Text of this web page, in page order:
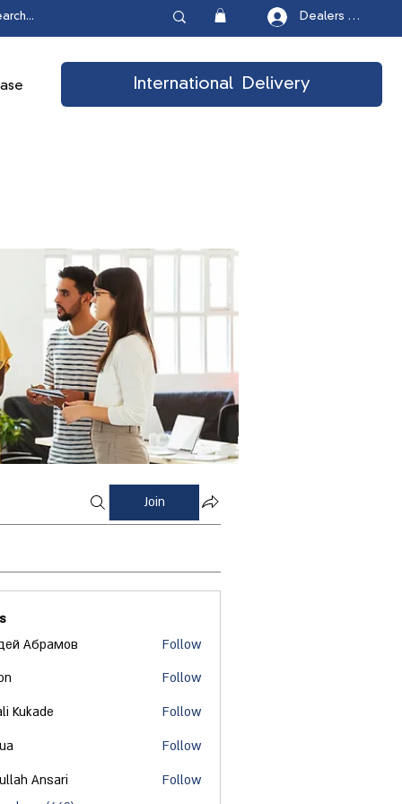
Dealers Login
International Delivery
Join
Абрамов
Follow
Follow
Kukade
Follow
Follow
Ansari
Follow